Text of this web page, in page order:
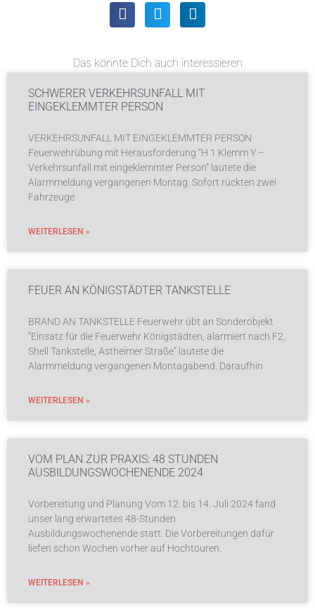
Das könnte Dich auch interessieren
SCHWERER VERKEHRSUNFALL MIT
EINGEKLEMMTER PERSON
VERKEHRSUNFALL MIT EINGEKLEMMTER PERSON
Feuerwehrübung mit Herausforderung “H 1 Klemm Y –
Verkehrsunfall mit eingeklemmter Person” lautete die
Alarmmeldung vergangenen Montag. Sofort rückten zwei
Fahrzeuge
WEITERLESEN »
FEUER AN KÖNIGSTÄDTER TANKSTELLE
BRAND AN TANKSTELLE Feuerwehr übt an Sonderobjekt
“Einsatz für die Feuerwehr Königstädten, alarmiert nach F2,
Shell Tankstelle, Astheimer Straße” lautete die
Alarmmeldung vergangenen Montagabend. Daraufhin
WEITERLESEN »
VOM PLAN ZUR PRAXIS: 48 STUNDEN
AUSBILDUNGSWOCHENENDE 2024
Vorbereitung und Planung Vom 12. bis 14. Juli 2024 fand
unser lang erwartetes 48-Stunden
Ausbildungswochenende statt. Die Vorbereitungen dafür
liefen schon Wochen vorher auf Hochtouren.
WEITERLESEN »